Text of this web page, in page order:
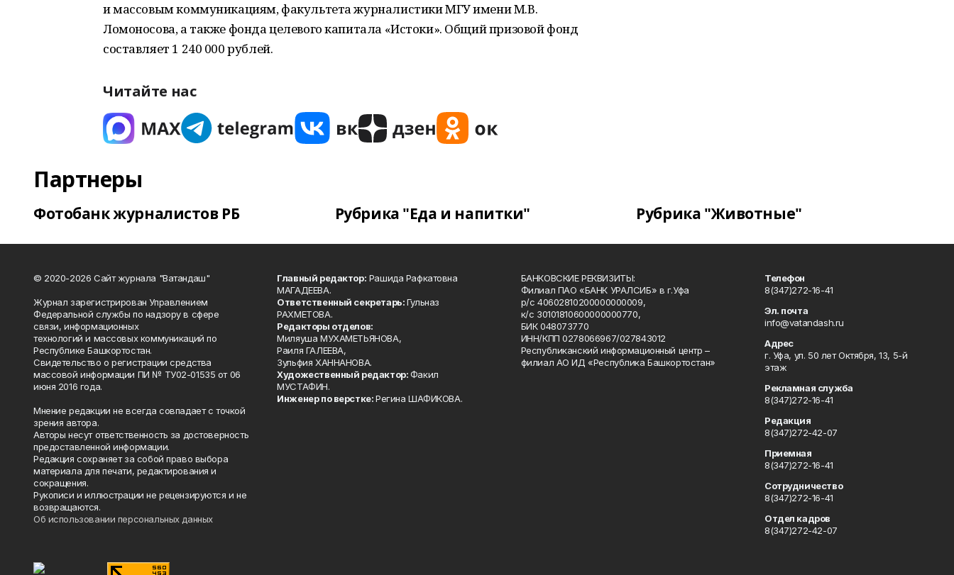
и массовым коммуникациям, факультета журналистики МГУ имени М.В.
Ломоносова, а также фонда целевого капитала «Истоки». Общий призовой фонд
составляет 1 240 000 рублей.
Читайте нас
Партнеры
Фотобанк журналистов РБ Рубрика "Еда и напитки" Рубрика "Животные"
© 2020-2026 Сайт журнала "Ватандаш"
Журнал зарегистрирован Управлением
Федеральной службы по надзору в сфере
связи, информационных
технологий и массовых коммуникаций по
Республике Башкортостан.
Свидетельство о регистрации средства
массовой информации ПИ № ТУ02-01535 от 06
июня 2016 года.
Мнение редакции не всегда совпадает с точкой
зрения автора.
Авторы несут ответственность за достоверность
предоставленной информации.
Редакция сохраняет за собой право выбора
материала для печати, редактирования и
сокращения.
Рукописи и иллюстрации не рецензируются и не
возвращаются.
Об использовании персональных данных
Главный редактор: Рашида Рафкатовна
МАГАДЕЕВА.
Ответственный секретарь:Гульназ
РАХМЕТОВА.
Редакторы отделов:
Миляуша МУХАМЕТЬЯНОВА,
Раиля ГАЛЕЕВА,
Зульфия ХАННАНОВА.
Художественный редактор:Факил
МУСТАФИН.
Инженер по верстке:Регина ШАФИКОВА.
БАНКОВСКИЕ РЕКВИЗИТЫ:
Филиал ПАО «БАНК УРАЛСИБ» в г.Уфа
р/с 40602810200000000009,
к/с 30101810600000000770,
БИК 048073770
ИНН/КПП 0278066967/027843012
Республиканский информационный центр –
филиал АО ИД «Республика Башкортостан»
Телефон
8(347)272-16-41
Эл. почта
info@vatandash.ru
Адрес
г. Уфа, ул. 50 лет Октября, 13, 5-й
этаж
Рекламная служба
8(347)272-16-41
Редакция
8(347)272-42-07
Приемная
8(347)272-16-41
Сотрудничество
8(347)272-16-41
Отдел кадров
8(347)272-42-07